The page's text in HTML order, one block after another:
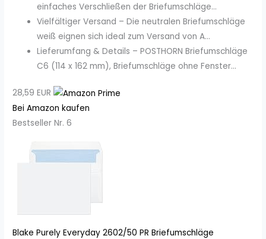
einfaches Verschließen der Briefumschläge...
Vielfältiger Versand – Die neutralen Briefumschläge
weiß eignen sich ideal zum Versand von A...
Lieferumfang & Details – POSTHORN Briefumschläge
C6 (114 x 162 mm), Briefumschläge ohne Fenster...
28,59 EUR
Bei Amazon kaufen
Bestseller Nr. 6
Blake Purely Everyday 2602/50 PR Briefumschläge